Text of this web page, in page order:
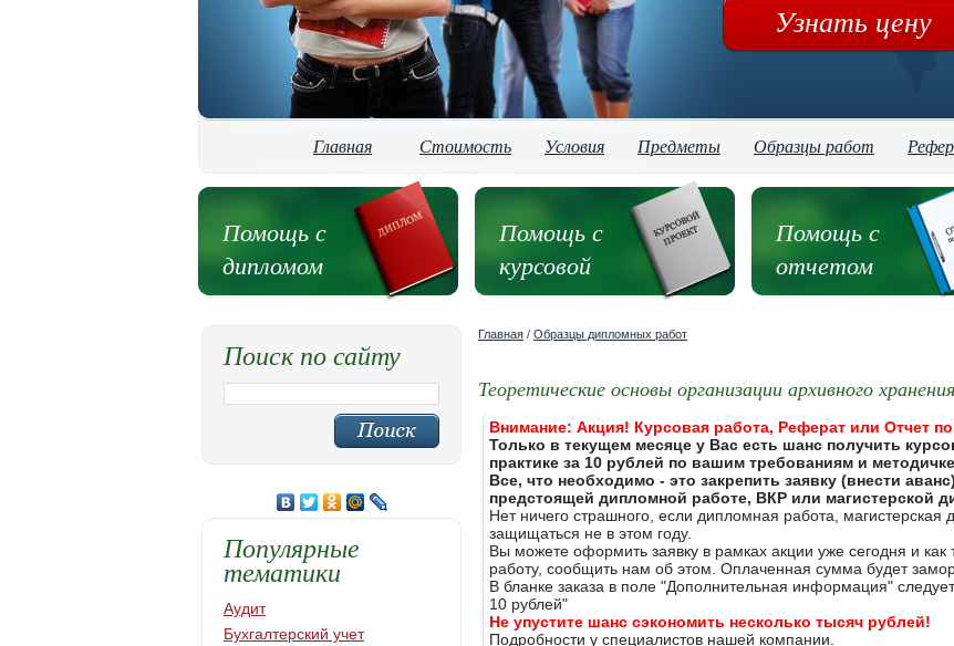
Узнать цену
Главная Стоимость Условия Предметы Образцы работ
Помощь с
дипломом
Помощь с
курсовой
Помощь с
отчетом
Главная / Образцы дипломных работ
Теоретические основы организации архивного
Внимание: Акция! Курсовая работа, Реферат или Отчет по
Только в текущем месяце у Вас есть шанс получить
практике за 10 рублей по вашим требованиям и
Все, что необходимо - это закрепить заявку (внести
предстоящей дипломной работе, ВКР или магистерской
Нет ничего страшного, если дипломная работа,
защищаться не в этом году.
Вы можете оформить заявку в рамках акции уже сегодня и
работу, сообщить нам об этом. Оплаченная сумма будет
В бланке заказа в поле "Дополнительная информация"
10 рублей"
Не упустите шанс сэкономить несколько тысяч рублей!
Подробности у специалистов нашей компании.
Поиск по сайту
Популярные
тематики
Аудит
Бухгалтерский учет